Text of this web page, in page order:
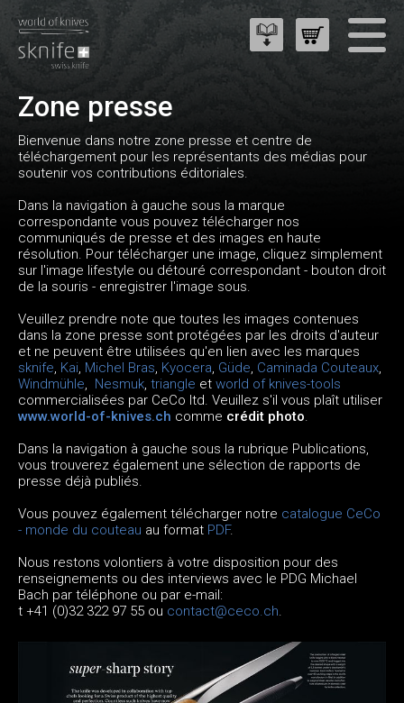
Zone presse
Bienvenue dans notre zone presse et centre de
téléchargement pour les représentants des médias pour
soutenir vos contributions éditoriales.
Dans la navigation à gauche sous la marque
correspondante vous pouvez télécharger nos
communiqués de presse et des images en haute
résolution. Pour télécharger une image, cliquez simplement
sur l'image lifestyle ou détouré correspondant - bouton droit
de la souris - enregistrer l'image sous.
Veuillez prendre note que toutes les images contenues
dans la zone presse sont protégées par les droits d'auteur
et ne peuvent être utilisées qu'en lien avec les marques
sknife, Kai, Michel Bras, Kyocera, Güde, Caminada Couteaux,
Windmühle, Nesmuk, triangle et world of knives-tools
commercialisées par CeCo ltd. Veuillez s'il vous plaît utiliser
www.world-of-knives.ch comme crédit photo.
Dans la navigation à gauche sous la rubrique Publications,
vous trouverez également une sélection de rapports de
presse déjà publiés.
Vous pouvez également télécharger notre catalogue CeCo
- monde du couteau au format PDF.
Nous restons volontiers à votre disposition pour des
renseignements ou des interviews avec le PDG Michael
Bach par téléphone ou par e-mail:
t +41 (0)32 322 97 55 ou contact@ceco.ch.